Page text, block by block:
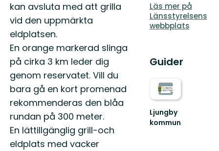
kan avsluta med att grilla
vid den uppmärkta
eldplatsen.
En orange markerad slinga
på cirka 3 km leder dig
genom reservatet. Vill du
bara gå en kort promenad
rekommenderas den blåa
rundan på 300 meter.
En lättillgänglig grill-och
eldplats med vacker
Läs mer på
Länsstyrelsens
webbplats
Guider
Ljungby
kommun